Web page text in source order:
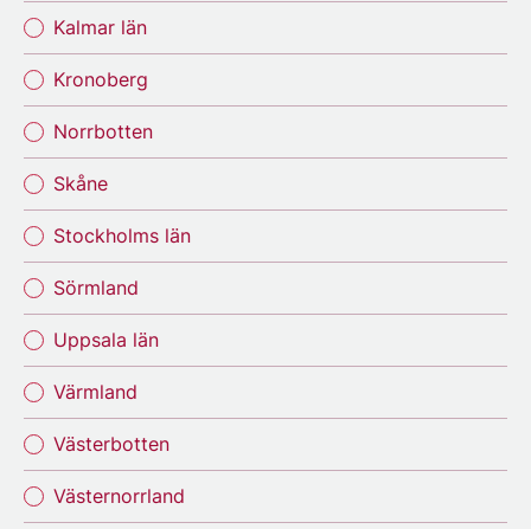
Kalmar län
Kronoberg
Norrbotten
Skåne
Stockholms län
Sörmland
Uppsala län
Värmland
Västerbotten
Västernorrland